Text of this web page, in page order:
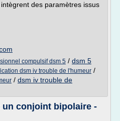
des paramètres issus
compulsif dsm 5 / dsm 5
dsm iv trouble de l'humeur /
/ dsm iv trouble de
un conjoint bipolaire -